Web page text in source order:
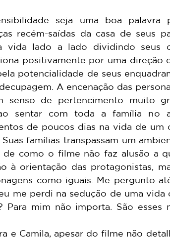
recém-saídas da casa de seus
vida lado a lado dividindo seus
positivamente por uma direção
potencialidade de seus
A encenação das
senso de pertencimento muito
sentar com toda a família no
de poucos dias na vida de um
famílias transpassam um
como o filme não faz alusão a
à orientação das protagonistas,
como iguais. Me pergunto
me perdi na sedução de uma
Para mim não importa. São esses